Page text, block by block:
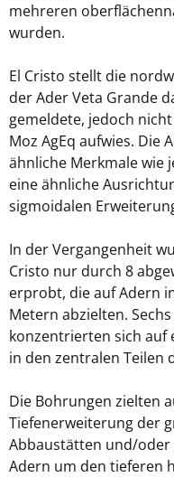
mehreren
wurden.
El Cristo stellt die
der Ader Veta Grande
gemeldete, jedoch
Moz AgEq aufwies. Die
ähnliche Merkmale wie
eine ähnliche
sigmoidalen
In der Vergangenheit
Cristo nur durch 8
erprobt, die auf Adern
Metern abzielten.
konzentrierten sich auf
in den zentralen Teilen
Die Bohrungen zielten
Tiefenerweiterung der
Abbaustätten und/
Adern um den tieferen